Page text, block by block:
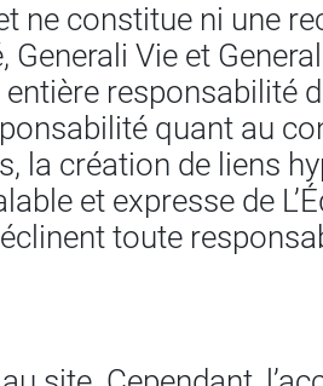
ne constitue ni une
Vie et
responsabilité
quant au
la création de liens
et expresse de
toute